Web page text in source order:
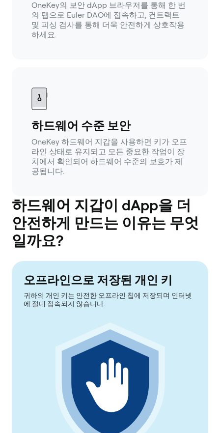
OneKey의 보안 dApp 브라우저를 통해 한 번
의 탭으로 Euler DAO에 접속하고, 컨트랙트
및 피싱 검사를 통해 더욱 안전하게 상호작용
하세요.
하드웨어 수준 보안
OneKey 하드웨어 지갑을 사용하면 키가 오프
라인 상태로 유지되고 모든 중요한 작업이 장
치에서 확인되어 하드웨어 수준의 보호가 제
공됩니다.
하드웨어 지갑이 dApp을 더
안전하게 만드는 이유는 무엇
일까요?
오프라인으로 저장된 개인 키
귀하의 개인 키는 안전한 오프라인 칩에 저장되며 인터넷
에 절대 접속되지 않습니다.